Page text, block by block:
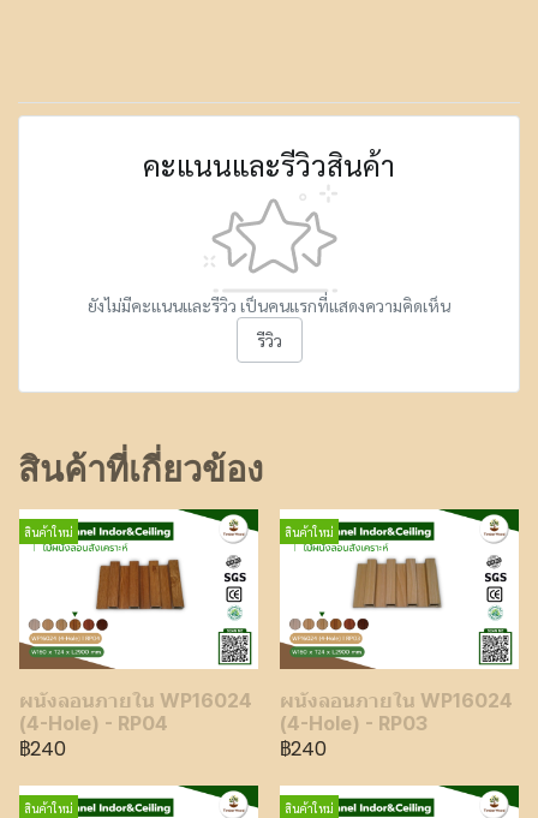
คะแนนและรีวิวสินค้า
ยังไม่มีคะแนนและรีวิว เป็นคนแรกที่แสดงความคิดเห็น
รีวิว
สินค้าที่เกี่ยวข้อง
สินค้าใหม่
ผนังลอนภายใน WP16024
(4-Hole) - RP04
฿240
สินค้าใหม่
ผนังลอนภายใน WP16024
(4-Hole) - RP03
฿240
สินค้าใหม่ สินค้าใหม่